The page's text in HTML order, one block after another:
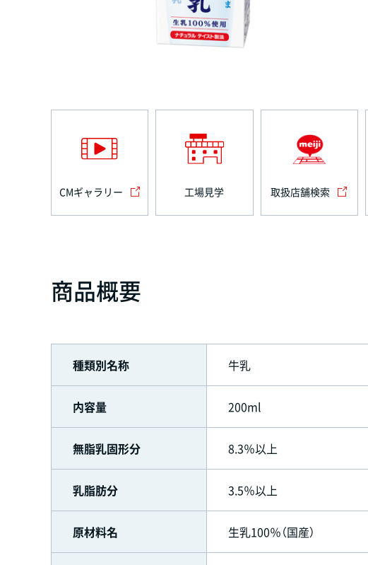
CMギャラリー 工場見学 取扱店舗検索
商品概要
種類別名称 牛乳
内容量 200ml
無脂乳固形分 8.3％以上
乳脂肪分 3.5％以上
原材料名 生乳100％（国産）